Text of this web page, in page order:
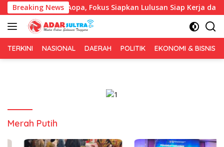
Langsung
ke
konten
Breaking News
IAI Rawa Aopa, Fokus Siapkan Lulusan Siap Kerja dan
TERKINI NASIONAL DAERAH POLITIK EKONOMI & BISNIS
Merah Putih